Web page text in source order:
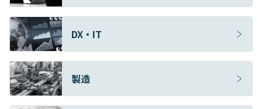
DX・IT
製造